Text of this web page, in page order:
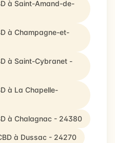
à Saint-Amand-de-
à Champagne-et-
à Saint-Cybranet -
à La Chapelle-
à Chalagnac - 24380
à Dussac - 24270